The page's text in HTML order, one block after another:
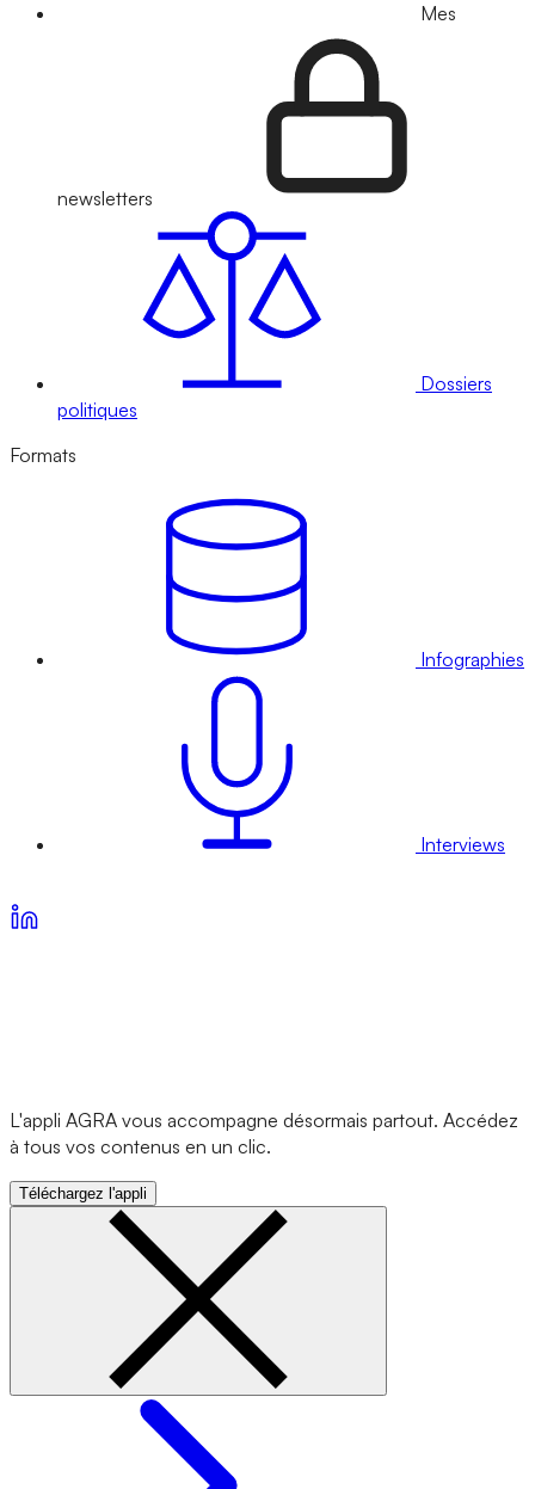
Mes
newsletters
Dossiers
politiques
Formats
Infographies
Interviews
L'appli AGRA vous accompagne désormais partout. Accédez
à tous vos contenus en un clic.
Téléchargez l'appli